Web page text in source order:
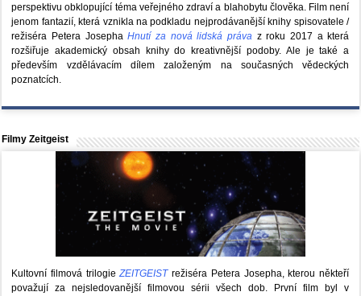
perspektivu obklopující téma veřejného zdraví a blahobytu člověka. Film není
jenom fantazií, která vznikla na podkladu nejprodávanější knihy spisovatele /
režiséra Petera JosephaHnutí za nová lidská právaz roku 2017 a která
rozšiřuje akademický obsah knihy do kreativnější podoby. Ale je také a
především vzdělávacím dílem založeným na současných vědeckých
poznatcích.
Filmy Zeitgeist
Kultovní filmová trilogieZEITGEISTrežiséra Petera Josepha, kterou někteří
považují za nejsledovanější filmovou sérii všech dob. První film byl v